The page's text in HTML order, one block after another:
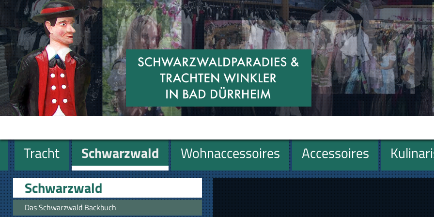
Tracht Schwarzwald Wohnaccessoires Accessoires
Miniaturen
Geschenke
Schwarzwald
Das Schwarzwald Backbuch